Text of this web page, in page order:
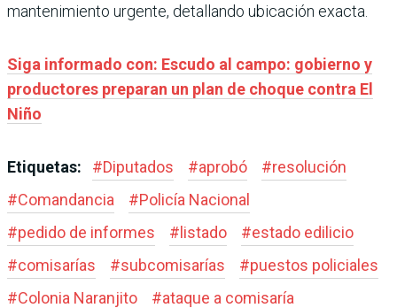
mantenimiento urgente, detallando ubicación exacta.
Siga informado con: Escudo al campo: gobierno y
productores preparan un plan de choque contra El
Niño
Etiquetas: #Diputados #aprobó #resolución
#Comandancia #Policía Nacional
#pedido de informes # listado #estado edilicio
#comisarías #subcomisarías #puestos policiales
#Colonia Naranjito #ataque a comisaría